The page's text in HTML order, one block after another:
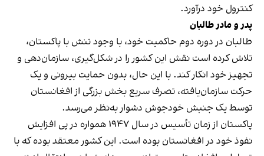
کنترول خود درآورد.
پدر و مادر طالبان
طالبان در دوره دوم حاکمیت خود، با وجود تنش با پاکستان،
تلاش کرده است نقش این کشور را در شکل‌گیری، سازمان‌دهی و
تجهیز خود انکار کند. با این حال، بدون حمایت بیرونی و یک
حرکت سازمان‌یافته، تصرف سریع بخش بزرگی از افغانستان
توسط یک جنبش خودجوش دشوار به‌نظر می‌رسد.
پاکستان از زمان تأسیس در سال ۱۹۴۷ همواره در پی افزایش
نفوذ خود در افغانستان بوده است. این کشور معتقد بوده که با